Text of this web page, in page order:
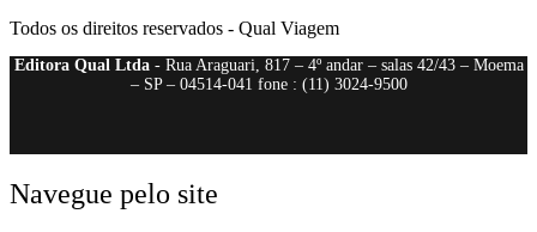
Todos os direitos reservados - Qual Viagem
Editora Qual Ltda- Rua Araguari, 817 – 4º andar – salas 42/43 – Moema
– SP – 04514-041 fone : (11) 3024-9500
Navegue pelo site